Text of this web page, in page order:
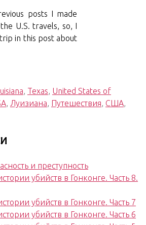
posts I made
U.S. travels, so, I
in this post about
Texas United States of
Луизиана Путешествия США
и преступность
убийств в Гонконге. Часть 8.
убийств в Гонконге. Часть 7
убийств в Гонконге. Часть 6